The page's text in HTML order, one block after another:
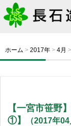
ホーム > 2017年 > 4月 >
【一宮市笹野
①】
（2017年04